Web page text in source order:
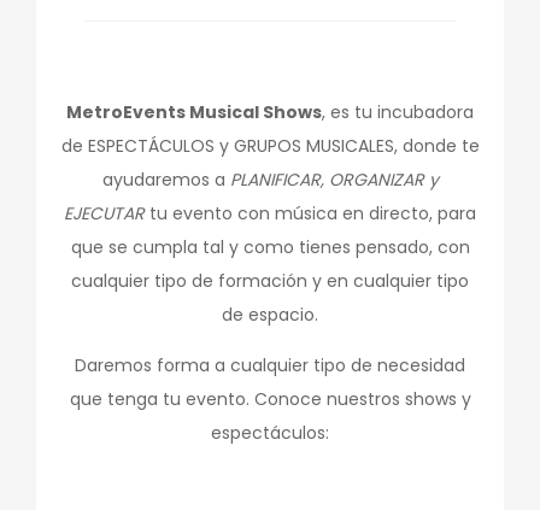
MetroEvents Musical Shows, es tu incubadora
de ESPECTÁCULOS y GRUPOS MUSICALES, donde te
ayudaremos a PLANIFICAR, ORGANIZAR y
EJECUTARtu evento con música en directo, para
que se cumpla tal y como tienes pensado, con
cualquier tipo de formación y en cualquier tipo
de espacio.
Daremos forma a cualquier tipo de necesidad
que tenga tu evento. Conoce nuestros shows y
espectáculos: